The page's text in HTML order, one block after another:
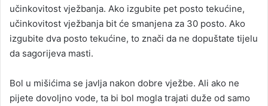
učinkovitost vježbanja. Ako izgubite pet posto tekućine,
učinkovitost vježbanja bit će smanjena za 30 posto. Ako
izgubite dva posto tekućine, to znači da ne dopuštate tijelu
da sagorijeva masti.
Bol u mišićima se javlja nakon dobre vježbe. Ali ako ne
pijete dovoljno vode, ta bi bol mogla trajati duže od samo